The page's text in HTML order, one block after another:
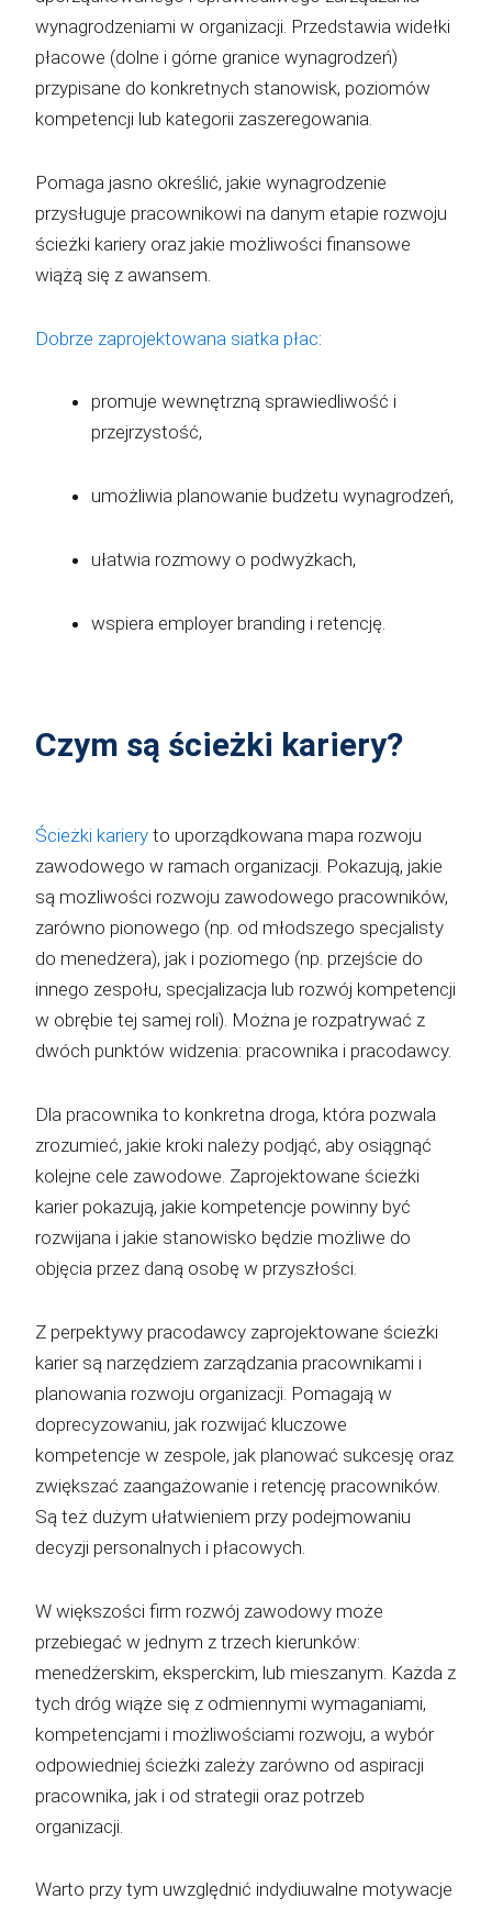
wynagrodzeniami w organizacji. Przedstawia widełki
płacowe (dolne i górne granice wynagrodzeń)
przypisane do konkretnych stanowisk, poziomów
kompetencji lub kategorii zaszeregowania.
Pomaga jasno określić, jakie wynagrodzenie
przysługuje pracownikowi na danym etapie rozwoju
ścieżki kariery oraz jakie możliwości finansowe
wiążą się z awansem.
Dobrze zaprojektowana siatka płac:
promuje wewnętrzną sprawiedliwość i
przejrzystość,
umożliwia planowanie budżetu wynagrodzeń,
ułatwia rozmowy o podwyżkach,
wspiera employer branding i retencję.
Czym są ścieżki kariery?
Ścieżki kariery to uporządkowana mapa rozwoju
zawodowego w ramach organizacji. Pokazują, jakie
są możliwości rozwoju zawodowego pracowników,
zarówno pionowego (np. od młodszego specjalisty
do menedżera), jak i poziomego (np. przejście do
innego zespołu, specjalizacja lub rozwój kompetencji
w obrębie tej samej roli). Można je rozpatrywać z
dwóch punktów widzenia: pracownika i pracodawcy.
Dla pracownika to konkretna droga, która pozwala
zrozumieć, jakie kroki należy podjąć, aby osiągnąć
kolejne cele zawodowe. Zaprojektowane ścieżki
karier pokazują, jakie kompetencje powinny być
rozwijana i jakie stanowisko będzie możliwe do
objęcia przez daną osobę w przyszłości.
Z perpektywy pracodawcy zaprojektowane ścieżki
karier są narzędziem zarządzania pracownikami i
planowania rozwoju organizacji. Pomagają w
doprecyzowaniu, jak rozwijać kluczowe
kompetencje w zespole, jak planować sukcesję oraz
zwiększać zaangażowanie i retencję pracowników.
Są też dużym ułatwieniem przy podejmowaniu
decyzji personalnych i płacowych.
W większości firm rozwój zawodowy może
przebiegać w jednym z trzech kierunków:
menedżerskim, eksperckim, lub mieszanym. Każda z
tych dróg wiąże się z odmiennymi wymaganiami,
kompetencjami i możliwościami rozwoju, a wybór
odpowiedniej ścieżki zależy zarówno od aspiracji
pracownika, jak i od strategii oraz potrzeb
organizacji.
Warto przy tym uwzględnić indydiuwalne motywacje